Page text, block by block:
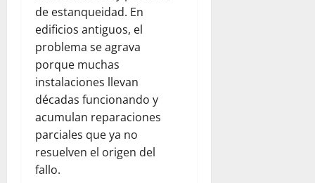
de estanqueidad. En
edificios antiguos, el
problema se agrava
porque muchas
instalaciones llevan
décadas funcionando y
acumulan reparaciones
parciales que ya no
resuelven el origen del
fallo.